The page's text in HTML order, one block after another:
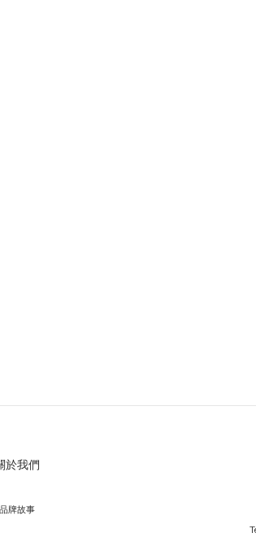
於我們
品牌故事